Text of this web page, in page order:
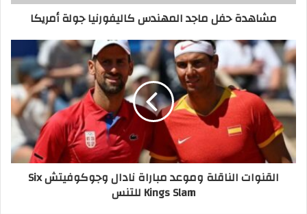
مشاهدة حفل ماجد المهندس كاليفورنيا جولة أمريكا
القنوات الناقلة وموعد مباراة نادال وجوكوفيتش Six
Kings Slam للتنس